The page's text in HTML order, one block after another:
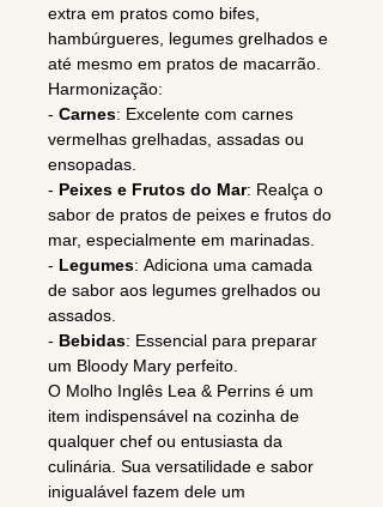
extra em pratos como bifes,
hambúrgueres, legumes grelhados e
até mesmo em pratos de macarrão.
Harmonização:
- Carnes: Excelente com carnes
vermelhas grelhadas, assadas ou
ensopadas.
- Peixes e Frutos do Mar: Realça o
sabor de pratos de peixes e frutos do
mar, especialmente em marinadas.
- Legumes: Adiciona uma camada
de sabor aos legumes grelhados ou
assados.
- Bebidas: Essencial para preparar
um Bloody Mary perfeito.
O Molho Inglês Lea & Perrins é um
item indispensável na cozinha de
qualquer chef ou entusiasta da
culinária. Sua versatilidade e sabor
inigualável fazem dele um